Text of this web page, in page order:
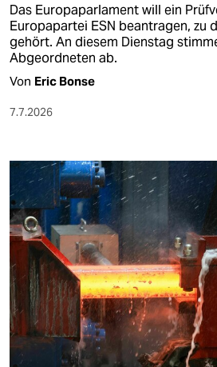
Das Europaparlament will ein
Europapartei ESN beantragen, zu
gehört. An diesem Dienstag
Abgeordneten ab.
Von Eric Bonse
7.7.2026